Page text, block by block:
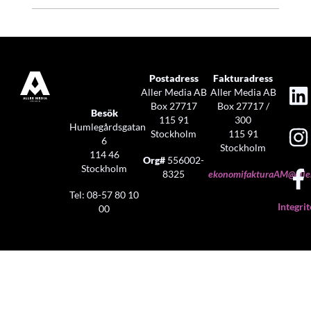
Besök
Humlegårdsgatan
6
114 46
Stockholm
Tel: 08-57 80 10
00
Postadress
Aller Media AB
Box 27717
115 91
Stockholm
Org# 556002-
8325
Fakturadress
Aller Media AB
Box 27717 /
300
115 91
Stockholm